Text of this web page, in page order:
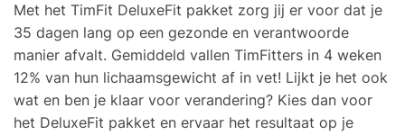
Met het TimFit DeluxeFit pakket zorg jij er voor dat je
35 dagen lang op een gezonde en verantwoorde
manier afvalt. Gemiddeld vallen TimFitters in 4 weken
12% van hun lichaamsgewicht af in vet! Lijkt je het ook
wat en ben je klaar voor verandering? Kies dan voor
het DeluxeFit pakket en ervaar het resultaat op je